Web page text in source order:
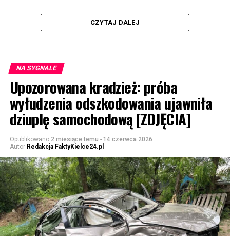
CZYTAJ DALEJ
NA SYGNALE
Upozorowana kradzież: próba
wyłudzenia odszkodowania ujawniła
dziuplę samochodową [ZDJĘCIA]
Opublikowano 2 miesiące temu - 14 czerwca 2026
Autor Redakcja FaktyKielce24.pl